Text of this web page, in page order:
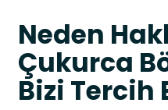
Neden
Çukurca
Bizi Tercih